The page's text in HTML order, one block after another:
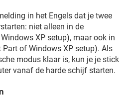
in het Engels dat je twee
niet alleen in de
XP setup), maar ook in
of Windows XP setup). Als
modus klaar is, kun je je stick
vanaf de harde schijf starten.